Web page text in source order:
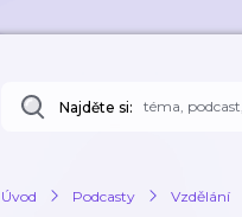
Najděte si:
Úvod Podcasty Vzdělání